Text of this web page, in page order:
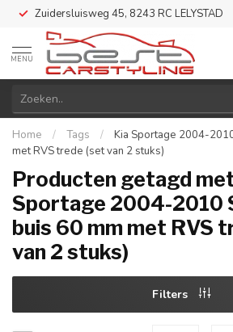
Zuidersluisweg 45, 8243 RC LELYSTAD
MENU
Home / Tags /
Kia Sportage 2004-
met RVS trede (set van 2 stuks)
Producten getagd
Sportage 2004-2010
buis 60 mm met RVS
van 2 stuks)
Filters